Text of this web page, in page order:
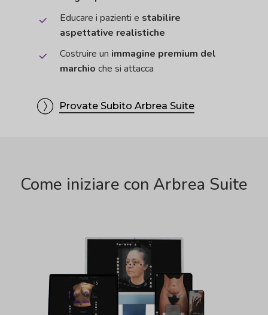
Educare i pazienti e stabilire
aspettative realistiche
Costruire un immagine premium del
marchio che si attacca
Provate Subito Arbrea Suite
Come iniziare con Arbrea Suite